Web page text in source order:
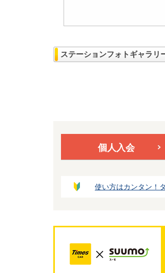
ステーションフォトギャラリ
個人入会
使い方はカンタン！